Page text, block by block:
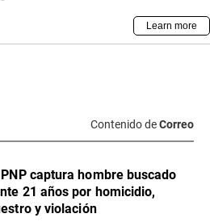
Contenido deCorreo
captura hombre buscado
21 años por homicidio,
y violación